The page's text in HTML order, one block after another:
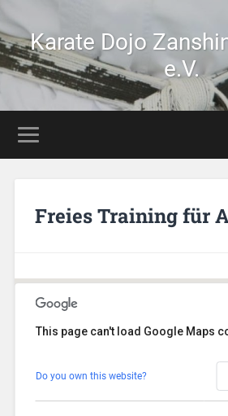
Karate Dojo
e.V.
Freies Training für
Veranstaltungen
This page can't load Google Maps
Do you own this website?